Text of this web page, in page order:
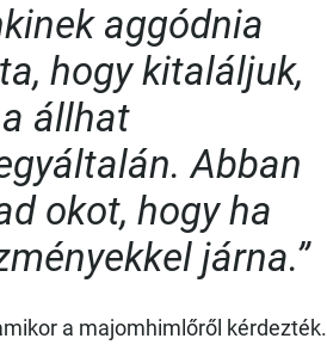
aggódnia
hogy kitaláljuk,
állhat
Abban
okot, hogy ha
járna.”
a majomhimlőről kérdezték.